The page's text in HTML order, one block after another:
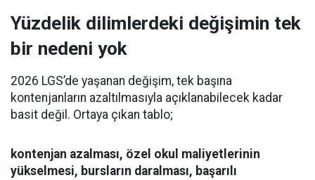
Yüzdelik dilimlerdeki değişimin tek
bir nedeni yok
2026 LGS’de yaşanan değişim, tek başına
kontenjanların azaltılmasıyla açıklanabilecek kadar
basit değil. Ortaya çıkan tablo;
kontenjan azalması, özel okul maliyetlerinin
yükselmesi, bursların daralması, başarılı